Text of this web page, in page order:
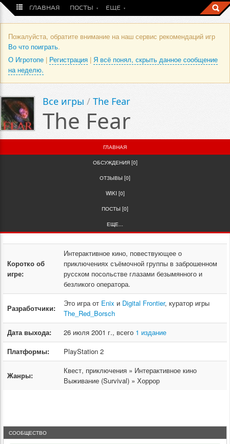
ГЛАВНАЯ ПОСТЫ ЕЩЕ
Пожалуйста, обратите внимание на наш сервис рекомендаций игр
Во что поиграть.
О Игротопе | Регистрация | Я всё понял, скрыть данное сообщение
на неделю.
Все игры / The Fear
The Fear
ГЛАВНАЯ
ОБСУЖДЕНИЯ [0]
ОТЗЫВЫ [0]
WIKI [0]
ПОСТЫ [0]
ЕЩЕ...
Коротко об
игре:
Интерактивное кино, повествующее о
приключениях съёмочной группы в заброшенном
русском посольстве глазами безымянного и
безликого оператора.
Разработчики:
Это игра от Enix и Digital Frontier, куратор игры
The_Red_Borsch
Дата выхода:
26 июля 2001 г., всего 1 издание
Платформы:
PlayStation 2
Жанры:
Квест, приключения » Интерактивное кино
Выживание (Survival) » Хоррор
СООБЩЕСТВО